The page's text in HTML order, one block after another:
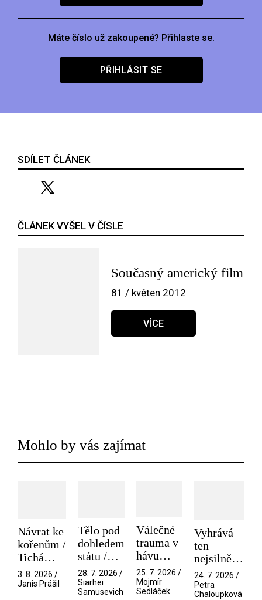
Máte číslo už zakoupené? Přihlaste se.
PŘIHLÁSIT SE
SDÍLET ČLÁNEK
ČLÁNEK VYŠEL V ČÍSLE
Současný americký film
81 / květen 2012
VÍCE
Mohlo by vás zajímat
Návrat ke
kořenům /
Tichá
přítelkyně
3. 8. 2026 /
Janis Prášil
Tělo pod
dohledem
státu /
Pramen
28. 7. 2026 /
Siarhei
Samusevich
Válečné
trauma v
hávu
spektáklu
/ Odyssea
25. 7. 2026 /
Mojmír
Sedláček
Vyhrává
ten
nejsilnější
/ V nitru
manosféry
24. 7. 2026 /
Petra
Chaloupková